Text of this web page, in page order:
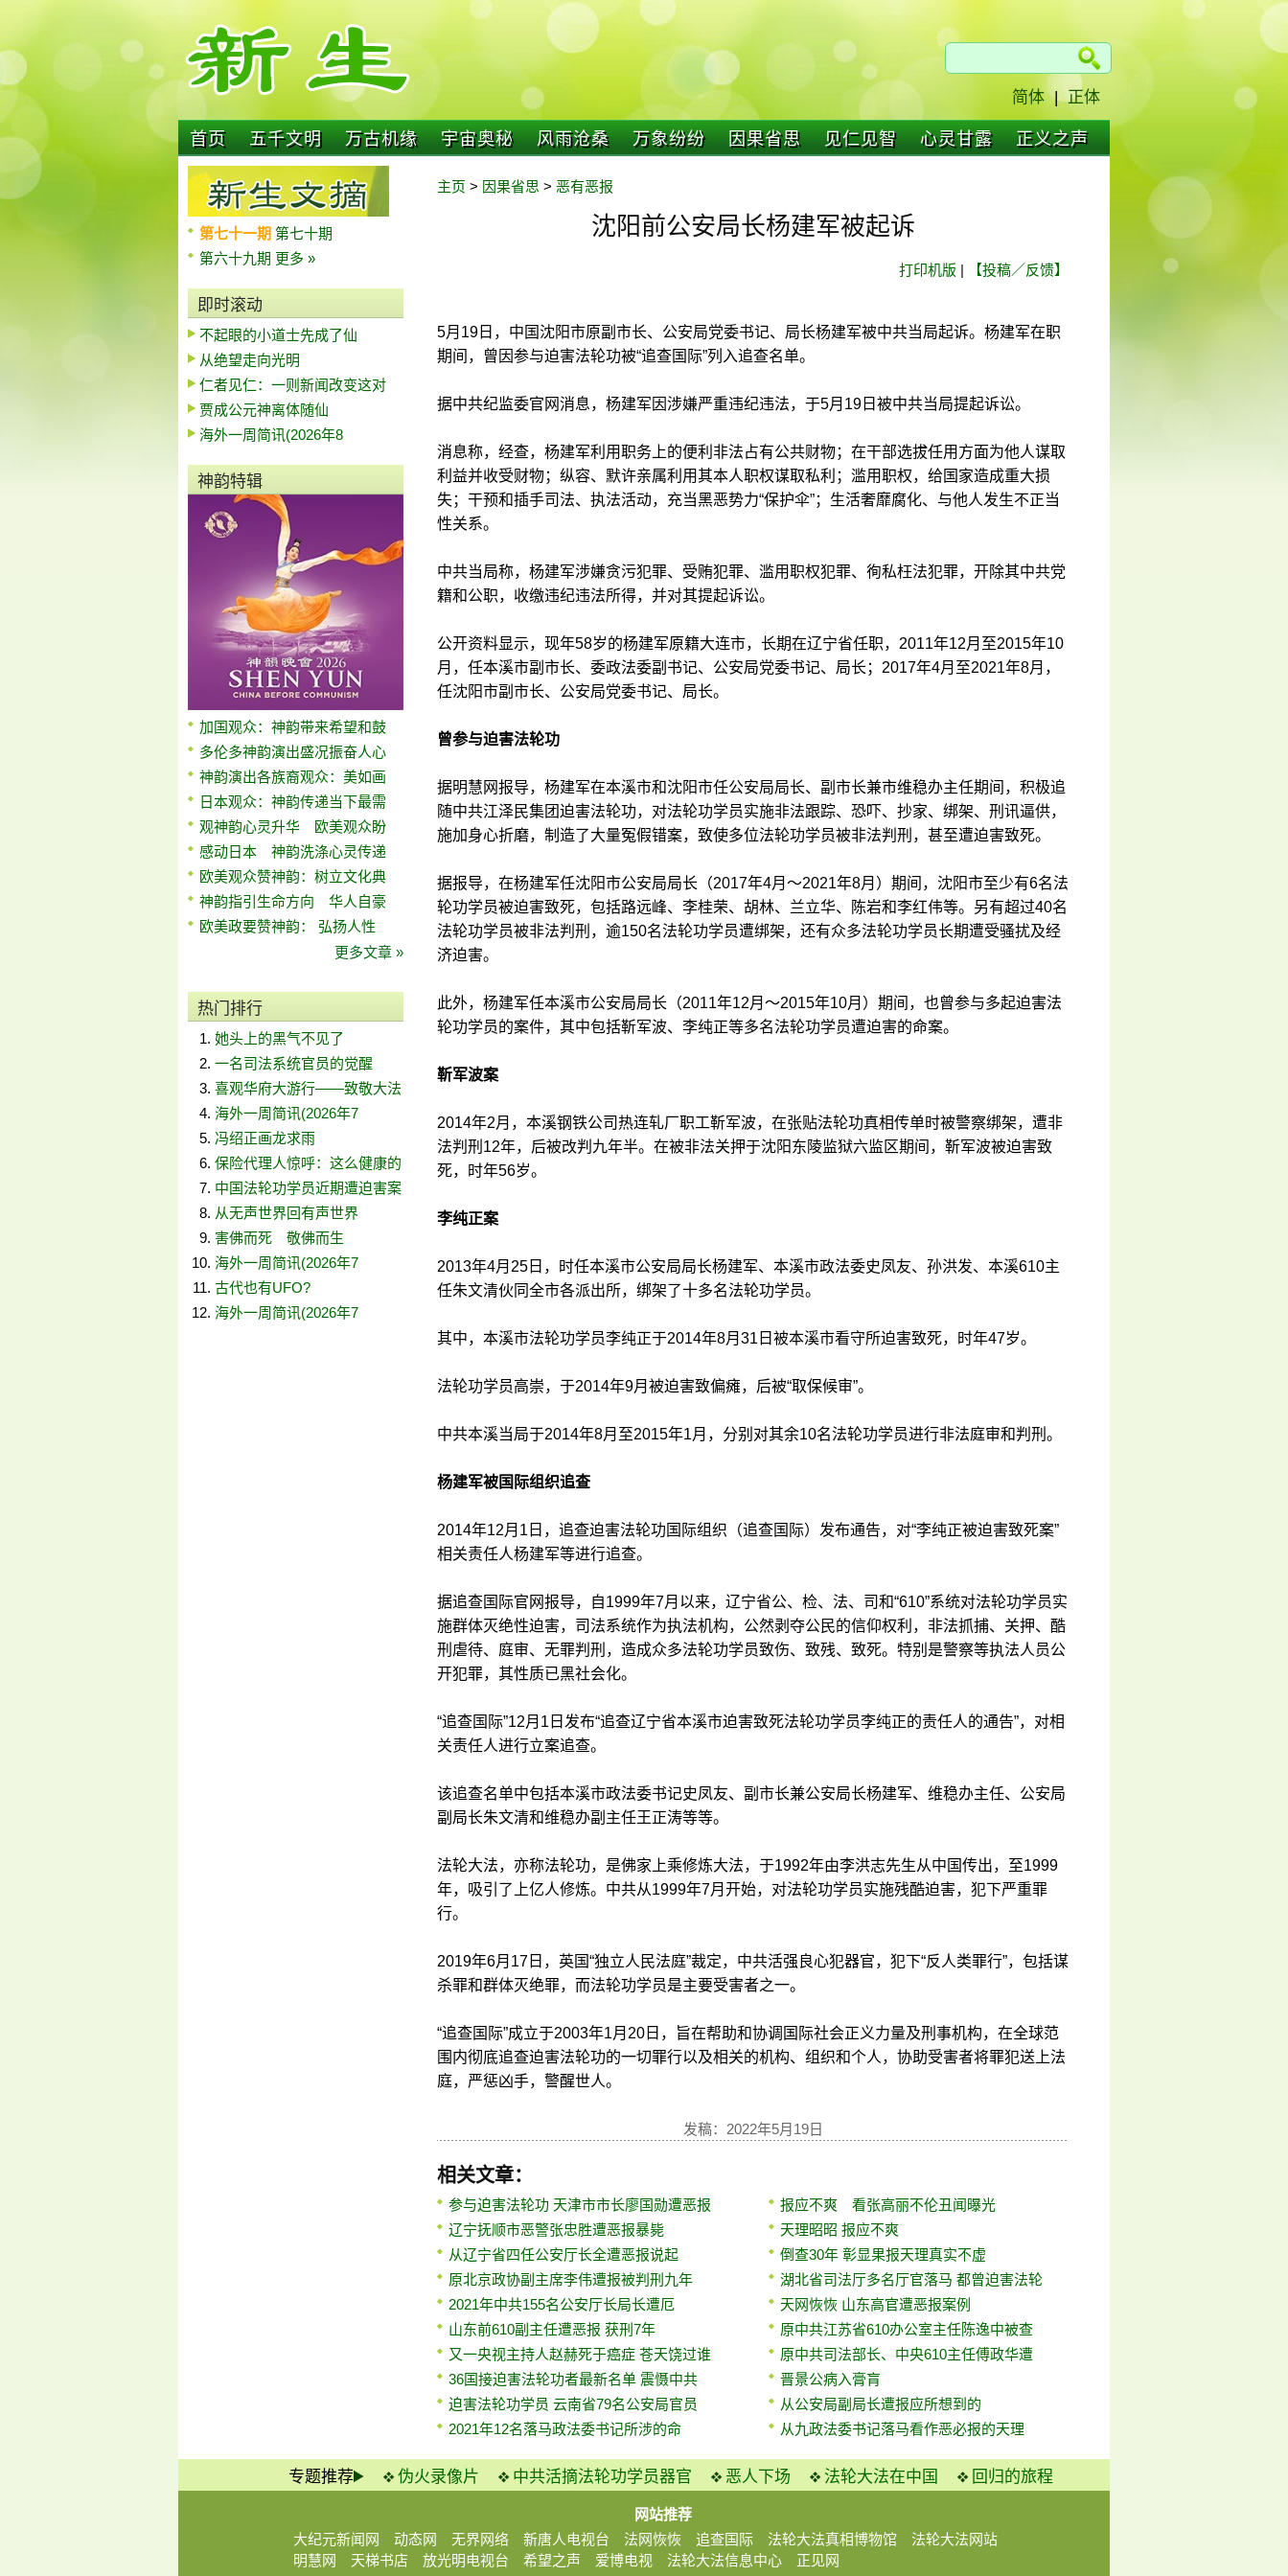
简体 | 正体
首页 五千文明 万古机缘 宇宙奥秘 风雨沧桑 万象纷纷 因果省思 见仁见智 心灵甘露 正义之声
第七十一期 第七十期
第六十九期 更多 »
即时滚动
不起眼的小道士先成了仙
从绝望走向光明
仁者见仁：一则新闻改变这对
贾成公元神离体随仙
海外一周简讯(2026年8
神韵特辑
加国观众：神韵带来希望和鼓
多伦多神韵演出盛况振奋人心
神韵演出各族裔观众：美如画
日本观众：神韵传递当下最需
观神韵心灵升华 欧美观众盼
感动日本 神韵洗涤心灵传递
欧美观众赞神韵：树立文化典
神韵指引生命方向 华人自豪
欧美政要赞神韵： 弘扬人性
更多文章 »
热门排行
她头上的黑气不见了
一名司法系统官员的觉醒
喜观华府大游行——致敬大法
海外一周简讯(2026年7
冯绍正画龙求雨
保险代理人惊呼：这么健康的
中国法轮功学员近期遭迫害案
从无声世界回有声世界
害佛而死 敬佛而生
海外一周简讯(2026年7
古代也有UFO?
海外一周简讯(2026年7
主页 > 因果省思 > 恶有恶报
沈阳前公安局长杨建军被起诉
打印机版 | 【投稿／反馈】
5月19日，中国沈阳市原副市长、公安局党委书记、局长杨建军被中共当局起诉。杨建军在职
期间，曾因参与迫害法轮功被“追查国际”列入追查名单。
据中共纪监委官网消息，杨建军因涉嫌严重违纪违法，于5月19日被中共当局提起诉讼。
消息称，经查，杨建军利用职务上的便利非法占有公共财物；在干部选拔任用方面为他人谋取
利益并收受财物；纵容、默许亲属利用其本人职权谋取私利；滥用职权，给国家造成重大损
失；干预和插手司法、执法活动，充当黑恶势力“保护伞”；生活奢靡腐化、与他人发生不正当
性关系。
中共当局称，杨建军涉嫌贪污犯罪、受贿犯罪、滥用职权犯罪、徇私枉法犯罪，开除其中共党
籍和公职，收缴违纪违法所得，并对其提起诉讼。
公开资料显示，现年58岁的杨建军原籍大连市，长期在辽宁省任职，2011年12月至2015年10
月，任本溪市副市长、委政法委副书记、公安局党委书记、局长；2017年4月至2021年8月，
任沈阳市副市长、公安局党委书记、局长。
曾参与迫害法轮功
据明慧网报导，杨建军在本溪市和沈阳市任公安局局长、副市长兼市维稳办主任期间，积极追
随中共江泽民集团迫害法轮功，对法轮功学员实施非法跟踪、恐吓、抄家、绑架、刑讯逼供，
施加身心折磨，制造了大量冤假错案，致使多位法轮功学员被非法判刑，甚至遭迫害致死。
据报导，在杨建军任沈阳市公安局局长（2017年4月～2021年8月）期间，沈阳市至少有6名法
轮功学员被迫害致死，包括路远峰、李桂荣、胡林、兰立华、陈岩和李红伟等。另有超过40名
法轮功学员被非法判刑，逾150名法轮功学员遭绑架，还有众多法轮功学员长期遭受骚扰及经
济迫害。
此外，杨建军任本溪市公安局局长（2011年12月～2015年10月）期间，也曾参与多起迫害法
轮功学员的案件，其中包括靳军波、李纯正等多名法轮功学员遭迫害的命案。
靳军波案
2014年2月，本溪钢铁公司热连轧厂职工靳军波，在张贴法轮功真相传单时被警察绑架，遭非
法判刑12年，后被改判九年半。在被非法关押于沈阳东陵监狱六监区期间，靳军波被迫害致
死，时年56岁。
李纯正案
2013年4月25日，时任本溪市公安局局长杨建军、本溪市政法委史凤友、孙洪发、本溪610主
任朱文清伙同全市各派出所，绑架了十多名法轮功学员。
其中，本溪市法轮功学员李纯正于2014年8月31日被本溪市看守所迫害致死，时年47岁。
法轮功学员高崇，于2014年9月被迫害致偏瘫，后被“取保候审”。
中共本溪当局于2014年8月至2015年1月，分别对其余10名法轮功学员进行非法庭审和判刑。
杨建军被国际组织追查
2014年12月1日，追查迫害法轮功国际组织（追查国际）发布通告，对“李纯正被迫害致死案”
相关责任人杨建军等进行追查。
据追查国际官网报导，自1999年7月以来，辽宁省公、检、法、司和“610”系统对法轮功学员实
施群体灭绝性迫害，司法系统作为执法机构，公然剥夺公民的信仰权利，非法抓捕、关押、酷
刑虐待、庭审、无罪判刑，造成众多法轮功学员致伤、致残、致死。特别是警察等执法人员公
开犯罪，其性质已黑社会化。
“追查国际”12月1日发布“追查辽宁省本溪市迫害致死法轮功学员李纯正的责任人的通告”，对相
关责任人进行立案追查。
该追查名单中包括本溪市政法委书记史凤友、副市长兼公安局长杨建军、维稳办主任、公安局
副局长朱文清和维稳办副主任王正涛等等。
法轮大法，亦称法轮功，是佛家上乘修炼大法，于1992年由李洪志先生从中国传出，至1999
年，吸引了上亿人修炼。中共从1999年7月开始，对法轮功学员实施残酷迫害，犯下严重罪
行。
2019年6月17日，英国“独立人民法庭”裁定，中共活强良心犯器官，犯下“反人类罪行”，包括谋
杀罪和群体灭绝罪，而法轮功学员是主要受害者之一。
“追查国际”成立于2003年1月20日，旨在帮助和协调国际社会正义力量及刑事机构，在全球范
围内彻底追查迫害法轮功的一切罪行以及相关的机构、组织和个人，协助受害者将罪犯送上法
庭，严惩凶手，警醒世人。
发稿：2022年5月19日
相关文章：
参与迫害法轮功 天津市市长廖国勋遭恶报
辽宁抚顺市恶警张忠胜遭恶报暴毙
从辽宁省四任公安厅长全遭恶报说起
原北京政协副主席李伟遭报被判刑九年
2021年中共155名公安厅长局长遭厄
山东前610副主任遭恶报 获刑7年
又一央视主持人赵赫死于癌症 苍天饶过谁
36国接迫害法轮功者最新名单 震慑中共
迫害法轮功学员 云南省79名公安局官员
2021年12名落马政法委书记所涉的命
报应不爽 看张高丽不伦丑闻曝光
天理昭昭 报应不爽
倒查30年 彰显果报天理真实不虚
湖北省司法厅多名厅官落马 都曾迫害法轮
天网恢恢 山东高官遭恶报案例
原中共江苏省610办公室主任陈逸中被查
原中共司法部长、中央610主任傅政华遭
晋景公病入膏肓
从公安局副局长遭报应所想到的
从九政法委书记落马看作恶必报的天理
专题推荐 伪火录像片 中共活摘法轮功学员器官 恶人下场 法轮大法在中国 回归的旅程
网站推荐
大纪元新闻网
动态网 无界网络 新唐人电视台 法网恢恢 追查国际 法轮大法真相博物馆
法轮大法网站
明慧网
天梯书店 放光明电视台 希望之声 爱博电视 法轮大法信息中心 正见网